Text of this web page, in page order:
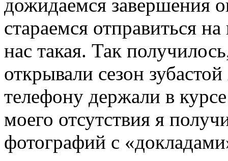
дожидаемся завершения
стараемся отправиться
нас такая. Так
открывали сезон
телефону держали в
моего отсутствия я
фотографий с